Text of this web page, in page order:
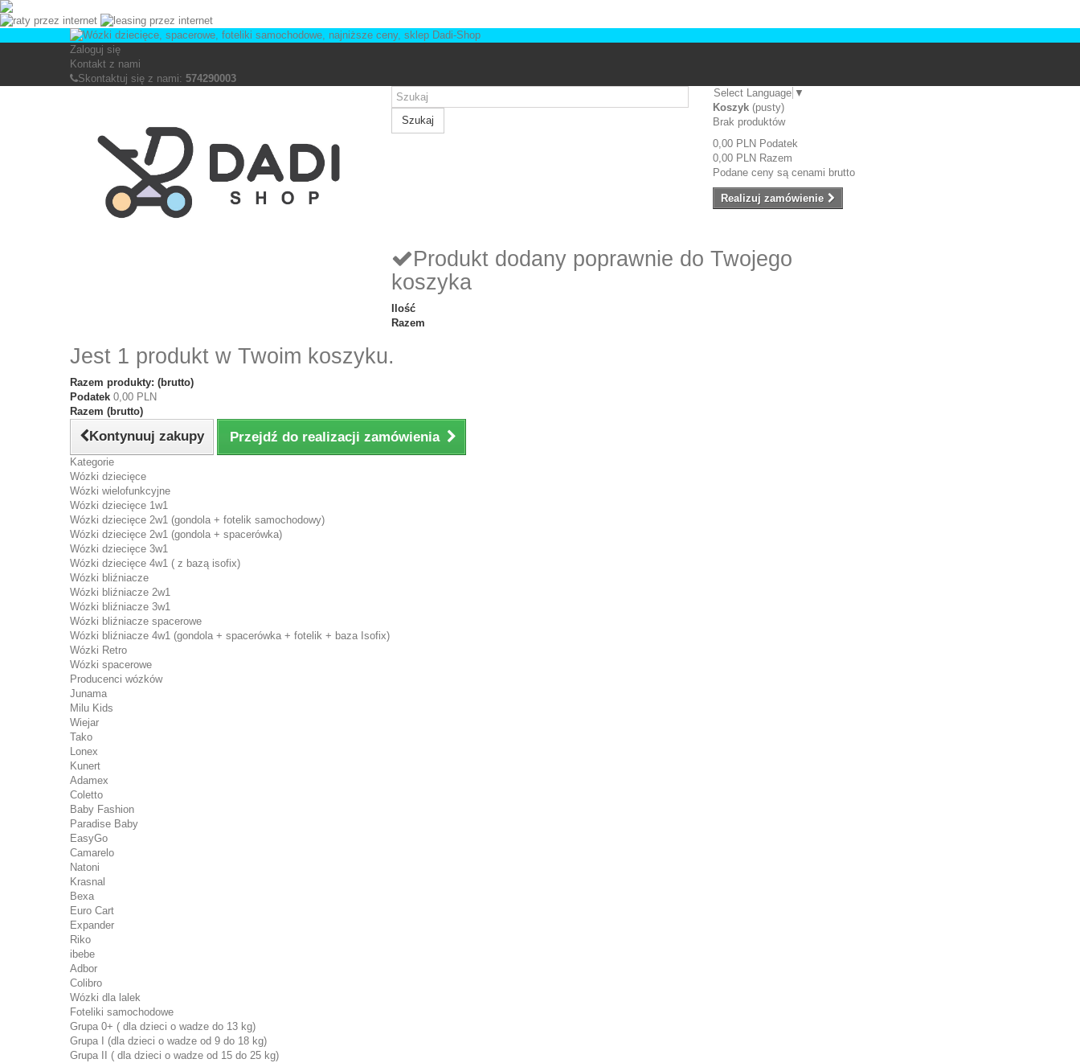
Zaloguj się
Kontakt z nami
Skontaktuj się z nami: 574290003
Szukaj
Select Language ▼
Koszyk (pusty)
Brak produktów
0,00 PLN Podatek
0,00 PLN Razem
Podane ceny są cenami brutto
Realizuj zamówienie
Produkt dodany poprawnie do Twojego
koszyka
Ilość
Razem
Jest 1 produkt w Twoim koszyku.
Razem produkty: (brutto)
Podatek 0,00 PLN
Razem (brutto)
Kontynuuj zakupy Przejdź do realizacji zamówienia
Kategorie
Wózki dziecięce
Wózki wielofunkcyjne
Wózki dziecięce 1w1
Wózki dziecięce 2w1 (gondola + fotelik samochodowy)
Wózki dziecięce 2w1 (gondola + spacerówka)
Wózki dziecięce 3w1
Wózki dziecięce 4w1 ( z bazą isofix)
Wózki bliźniacze
Wózki bliźniacze 2w1
Wózki bliźniacze 3w1
Wózki bliźniacze spacerowe
Wózki bliźniacze 4w1 (gondola + spacerówka + fotelik + baza Isofix)
Wózki Retro
Wózki spacerowe
Producenci wózków
Junama
Milu Kids
Wiejar
Tako
Lonex
Kunert
Adamex
Coletto
Baby Fashion
Paradise Baby
EasyGo
Camarelo
Natoni
Krasnal
Bexa
Euro Cart
Expander
Riko
ibebe
Adbor
Colibro
Wózki dla lalek
Foteliki samochodowe
Grupa 0+ ( dla dzieci o wadze do 13 kg)
Grupa I (dla dzieci o wadze od 9 do 18 kg)
Grupa II ( dla dzieci o wadze od 15 do 25 kg)